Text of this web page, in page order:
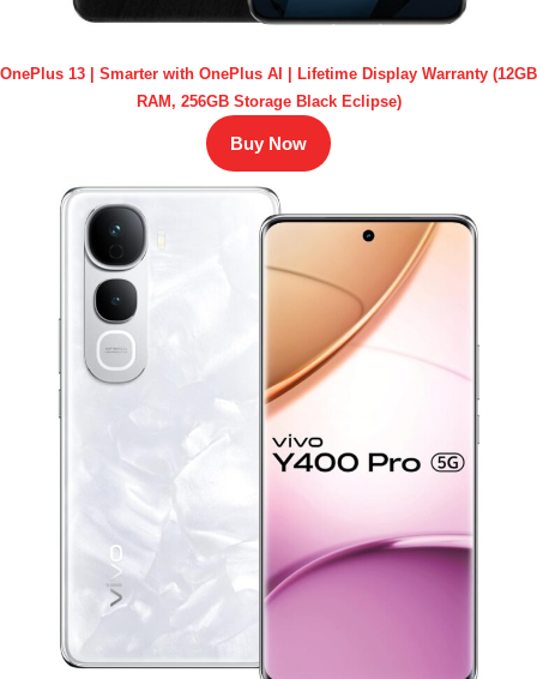
OnePlus 13 | Smarter with OnePlus AI | Lifetime Display Warranty (12GB
RAM, 256GB Storage Black Eclipse)
Buy Now